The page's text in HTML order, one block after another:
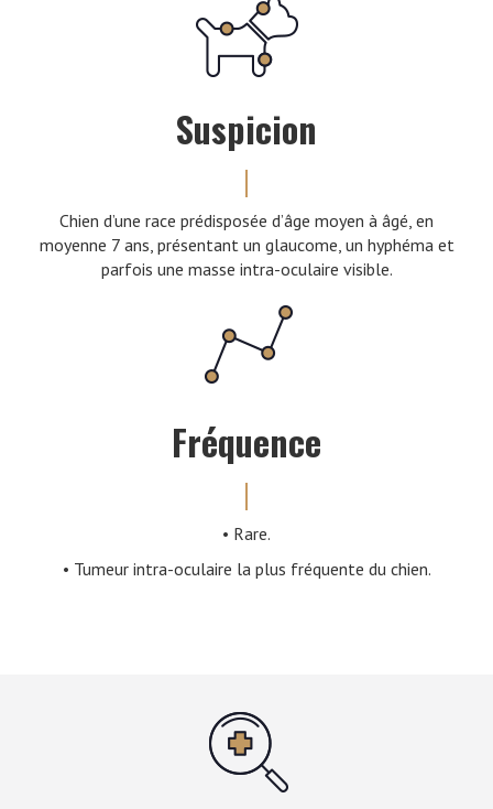
Suspicion
Chien d’une race prédisposée d’âge moyen à âgé, en
moyenne 7 ans, présentant un glaucome, un hyphéma et
parfois une masse intra-oculaire visible.
Fréquence
• Rare.
• Tumeur intra-oculaire la plus fréquente du chien.